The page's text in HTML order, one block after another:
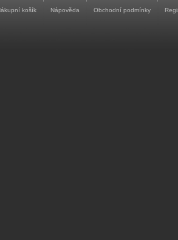
košík Nápověda Obchodní podmínky